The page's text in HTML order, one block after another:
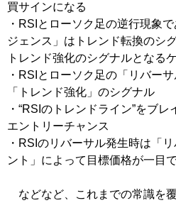
買サインになる
・RSIとローソク足の逆行現象
ジェンス」はトレンド転換のシ
トレンド強化のシグナルとなる
・RSIとローソク足の「リバー
「トレンド強化」のシグナル
・“RSIのトレンドライン”をブ
エントリーチャンス
・RSIのリバーサル発生時は「
ント」によって目標価格が一目
などなど、これまでの常識を